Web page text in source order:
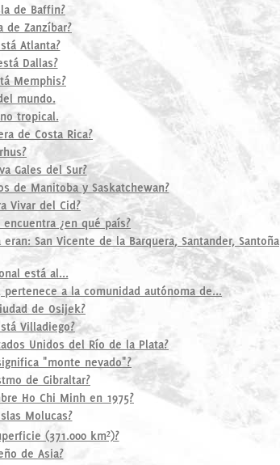
de Baffin?
de Zanzíbar?
Atlanta?
Dallas?
Memphis?
mundo.
tropical.
de Costa Rica?
Gales del Sur?
de Manitoba y Saskatchewan?
Vivar del Cid?
¿en qué país?
San Vicente de la Barquera, Santander, Santoña
está al...
a la comunidad autónoma de...
de Osijek?
Villadiego?
Unidos del Río de la Plata?
"monte nevado"?
de Gibraltar?
Ho Chi Minh en 1975?
Molucas?
(371.000 km²)?
de Asia?